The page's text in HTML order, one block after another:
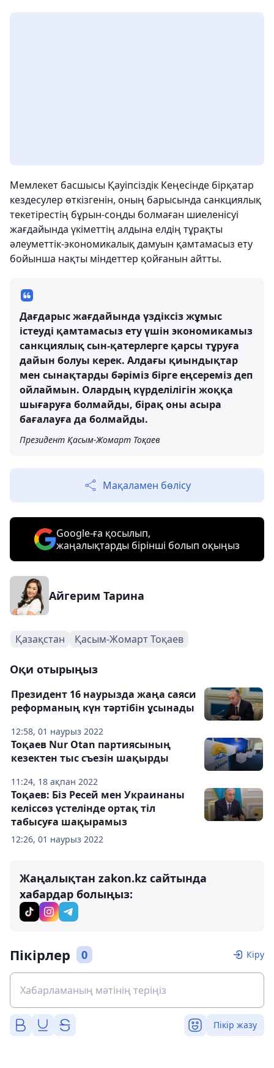
Мемлекет басшысы Қауіпсіздік Кеңесінде бірқатар
кездесулер өткізгенін, оның барысында санкциялық
текетірестің бұрын-соңды болмаған шиеленісуі
жағдайында үкіметтің алдына елдің тұрақты
әлеуметтік-экономикалық дамуын қамтамасыз ету
бойынша нақты міндеттер қойғанын айтты.
Дағдарыс жағдайында үздіксіз жұмыс
істеуді қамтамасыз ету үшін экономикамыз
санкциялық сын-қатерлерге қарсы тұруға
дайын болуы керек. Алдағы қиындықтар
мен сынақтарды бәріміз бірге еңсереміз деп
ойлаймын. Олардың күрделілігін жоққа
шығаруға болмайды, бірақ оны асыра
бағалауға да болмайды.
Президент Қасым-Жомарт Тоқаев
Мақаламен бөлісу
Google-ға қосылып,
жаңалықтарды бірінші болып оқыңыз
Айгерим Тарина
Қазақстан Қасым-Жомарт Тоқаев
Оқи отырыңыз
12:58, 01 наурыз 2022
Президент 16 наурызда жаңа саяси
реформаның күн тәртібін ұсынады
11:24, 18 ақпан 2022
Тоқаев Nur Otan партиясының
кезектен тыс съезін шақырды
12:26, 01 наурыз 2022
Тоқаев: Біз Ресей мен Украинаны
келіссөз үстелінде ортақ тіл
табысуға шақырамыз
Жаңалықтан zakon.kz сайтында
хабардар болыңыз:
Пікірлер 0 Кіру
Пікір жазу